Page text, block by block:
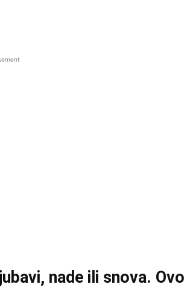
nade ili snova. Ovo